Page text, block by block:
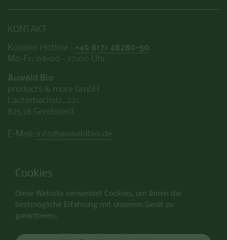
KONTAKT
Kunden Hotline : +49 8171 48280-50
Mo-Fr: 09:00 - 17:00 Uhr
Auwald Bio
products & more GmbH
Lauterbachstr. 22c
82538 Geretsried
E-Mail: info@auwaldbio.de
Cookies
Diese Website verwendet Cookies, um Ihnen die
bestmögliche Erfahrung mit unserem Gerät zu
garantieren.